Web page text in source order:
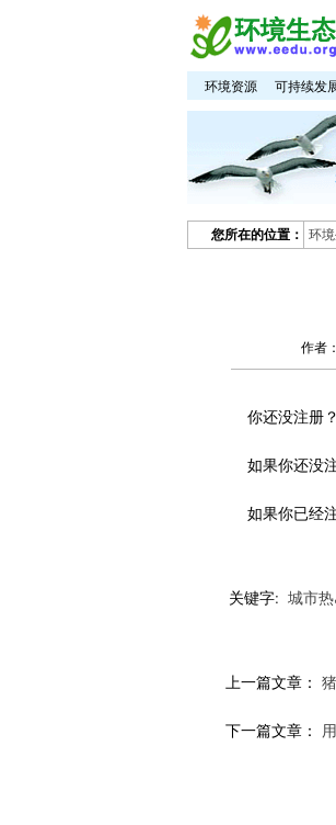
环境资源 可持续发
您所在的位置： 环
作者：
你还没注册？
如果你还没
如果你已经
关键字: 城市
上一篇文章：
下一篇文章：